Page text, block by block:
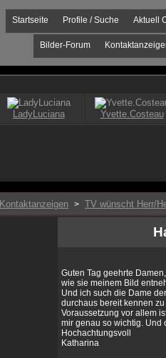
Aktuell
Profile / Suche
Startseite
Bilder-Forum
Kontaktanzeigen > TV wünscht Herr/
Guten Tag geehrte Damen,
wie sie meinem Bild
Und ich such die Dame
durchaus bereit kennen
Voraussetzung vor allem
mir genau so wichtig. Und
Hochachtungsvoll
Katharina